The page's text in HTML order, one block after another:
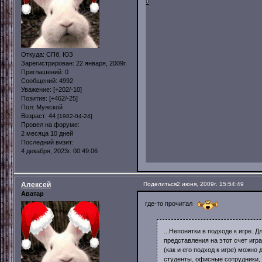
Откуда: СПб, ЮЗ
Зарегистрирован: 22 января, 2009г.
Приглашений: 0
Сообщений: 4992
Уважение: [+202/-10]
Позитив: [+462/-25]
Пол: Мужской
Возраст: 44 [1982-04-24]
Провел на форуме:
2 месяца 10 дней
Последний визит:
4 декабря, 2023г. 00:49:06
Поделиться2 июня, 2009г. 15:54:49
Алексей
Аватар
где-то прочитал
...Непонятки в подходе к игре.
представления на этот счет
(как и его подход к игре)
студенты, офисные сотрудники,